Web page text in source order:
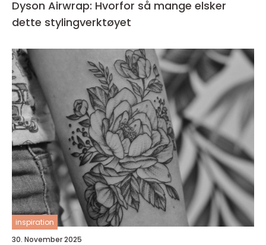
Dyson Airwrap: Hvorfor så mange elsker
dette stylingverktøyet
inspiration
30. November 2025